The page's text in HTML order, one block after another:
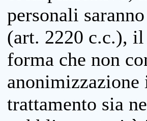
personali
(art. 2220 c.c.),
forma che non
trattamento sia